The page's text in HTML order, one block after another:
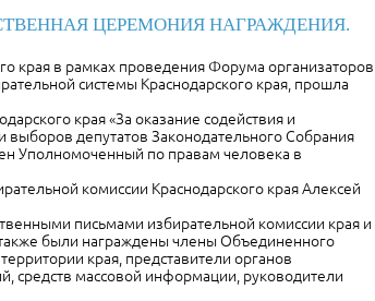
ЦЕРЕМОНИЯ НАГРАЖДЕНИЯ.
края в рамках проведения Форума организаторов
системы Краснодарского края, прошла
края «За оказание содействия и
депутатов Законодательного Собрания
Уполномоченный по правам человека в
комиссии Краснодарского края Алексей
письмами избирательной комиссии края и
были награждены члены Объединенного
края, представители органов
средств массовой информации, руководители